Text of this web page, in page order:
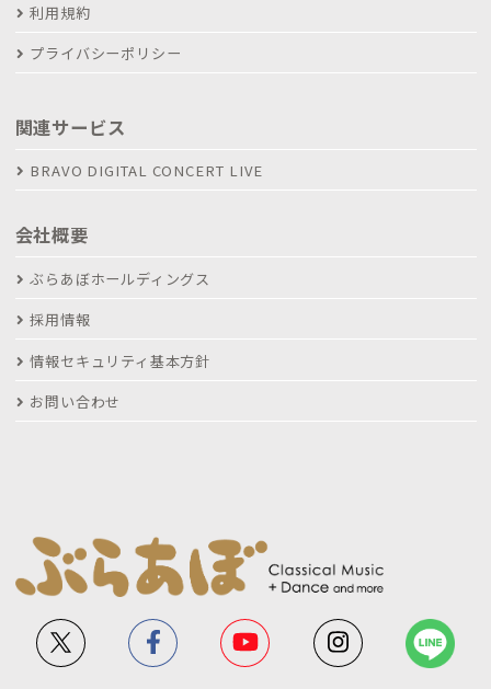
利用規約
プライバシーポリシー
関連サービス
BRAVO DIGITAL CONCERT LIVE
会社概要
ぶらあぼホールディングス
採用情報
情報セキュリティ基本方針
お問い合わせ